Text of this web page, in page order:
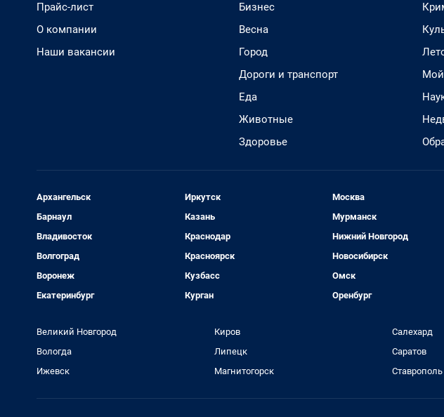
Прайс-лист
О компании
Наши вакансии
Бизнес
Весна
Город
Дороги и транспорт
Еда
Животные
Здоровье
Архангельск
Барнаул
Владивосток
Волгоград
Воронеж
Екатеринбург
Иркутск
Казань
Краснодар
Красноярск
Кузбасс
Курган
Москва
Мурманск
Нижний Новгород
Новосибирск
Омск
Оренбург
Великий Новгород
Вологда
Ижевск
Киров
Липецк
Магнитогорск
Салехард
Саратов
Ставрополь